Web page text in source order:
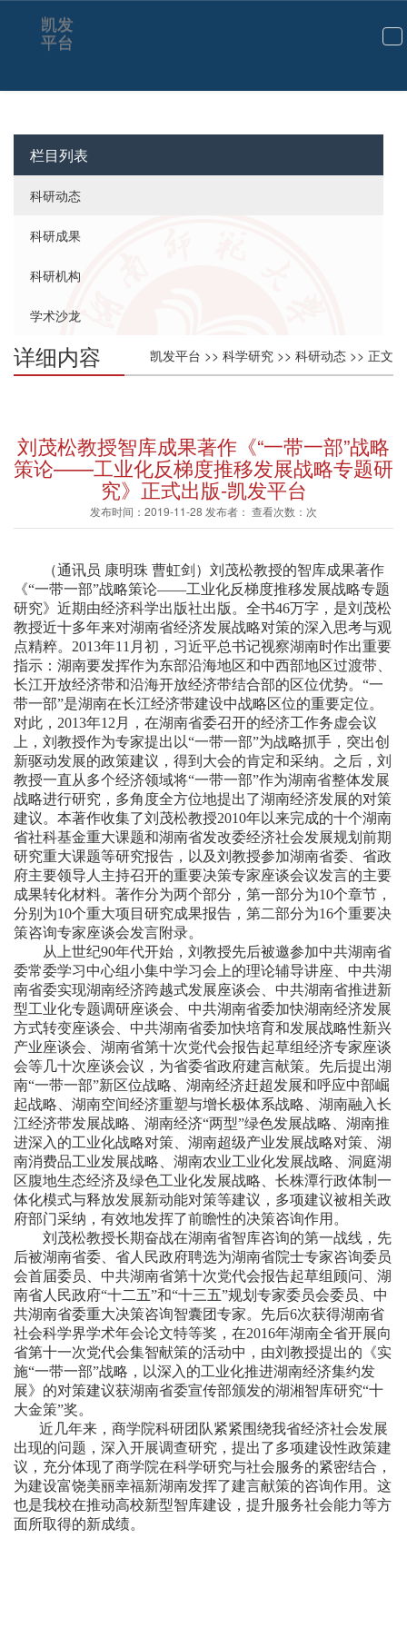
切
航
凯发
平台
栏目列表
科研动态
科研成果
科研机构
学术沙龙
凯发平台 >> 科学研究 >> 科研动态 >> 正文
详细内容
刘茂松教授智库成果著作《“一带一部”战略
策论——工业化反梯度推移发展战略专题研
究》正式出版-凯发平台
发布时间：2019-11-28 发布者： 查看次数：次
（通讯员 康明珠 曹虹剑）刘茂松教授的智库成果著作
《“一带一部”战略策论——工业化反梯度推移发展战略专题
研究》近期由经济科学出版社出版。全书46万字，是刘茂松
教授近十多年来对湖南省经济发展战略对策的深入思考与观
点精粹。2013年11月初，习近平总书记视察湖南时作出重要
指示：湖南要发挥作为东部沿海地区和中西部地区过渡带、
长江开放经济带和沿海开放经济带结合部的区位优势。“一
带一部”是湖南在长江经济带建设中战略区位的重要定位。
对此，2013年12月，在湖南省委召开的经济工作务虚会议
上，刘教授作为专家提出以“一带一部”为战略抓手，突出创
新驱动发展的政策建议，得到大会的肯定和采纳。之后，刘
教授一直从多个经济领域将“一带一部”作为湖南省整体发展
战略进行研究，多角度全方位地提出了湖南经济发展的对策
建议。本著作收集了刘茂松教授2010年以来完成的十个湖南
省社科基金重大课题和湖南省发改委经济社会发展规划前期
研究重大课题等研究报告，以及刘教授参加湖南省委、省政
府主要领导人主持召开的重要决策专家座谈会议发言的主要
成果转化材料。著作分为两个部分，第一部分为10个章节，
分别为10个重大项目研究成果报告，第二部分为16个重要决
策咨询专家座谈会发言附录。
从上世纪90年代开始，刘教授先后被邀参加中共湖南省
委常委学习中心组小集中学习会上的理论辅导讲座、中共湖
南省委实现湖南经济跨越式发展座谈会、中共湖南省推进新
型工业化专题调研座谈会、中共湖南省委加快湖南经济发展
方式转变座谈会、中共湖南省委加快培育和发展战略性新兴
产业座谈会、湖南省第十次党代会报告起草组经济专家座谈
会等几十次座谈会议，为省委省政府建言献策。先后提出湖
南“一带一部”新区位战略、湖南经济赶超发展和呼应中部崛
起战略、湖南空间经济重塑与增长极体系战略、湖南融入长
江经济带发展战略、湖南经济“两型”绿色发展战略、湖南推
进深入的工业化战略对策、湖南超级产业发展战略对策、湖
南消费品工业发展战略、湖南农业工业化发展战略、洞庭湖
区腹地生态经济及绿色工业化发展战略、长株潭行政体制一
体化模式与释放发展新动能对策等建议，多项建议被相关政
府部门采纳，有效地发挥了前瞻性的决策咨询作用。
刘茂松教授长期奋战在湖南省智库咨询的第一战线，先
后被湖南省委、省人民政府聘选为湖南省院士专家咨询委员
会首届委员、中共湖南省第十次党代会报告起草组顾问、湖
南省人民政府“十二五”和“十三五”规划专家委员会委员、中
共湖南省委重大决策咨询智囊团专家。先后6次获得湖南省
社会科学界学术年会论文特等奖，在2016年湖南全省开展向
省第十一次党代会集智献策的活动中，由刘教授提出的《实
施“一带一部”战略，以深入的工业化推进湖南经济集约发
展》的对策建议获湖南省委宣传部颁发的湖湘智库研究“十
大金策”奖。
近几年来，商学院科研团队紧紧围绕我省经济社会发展
出现的问题，深入开展调查研究，提出了多项建设性政策建
议，充分体现了商学院在科学研究与社会服务的紧密结合，
为建设富饶美丽幸福新湖南发挥了建言献策的咨询作用。这
也是我校在推动高校新型智库建设，提升服务社会能力等方
面所取得的新成绩。